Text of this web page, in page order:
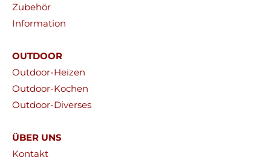
Zubehör
Information
OUTDOOR
Outdoor-Heizen
Outdoor-Kochen
Outdoor-Diverses
ÜBER UNS
Kontakt